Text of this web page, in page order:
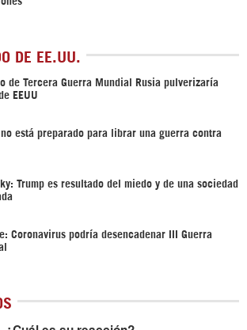
DE EE.UU.
de Tercera Guerra Mundial Rusia pulverizaría
EEUU
no está preparado para librar una guerra contra
Trump es resultado del miedo y de una sociedad
Coronavirus podría desencadenar III Guerra